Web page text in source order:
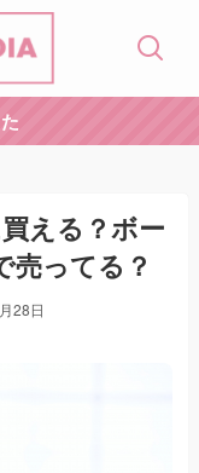
える？ボー
売ってる？
28日